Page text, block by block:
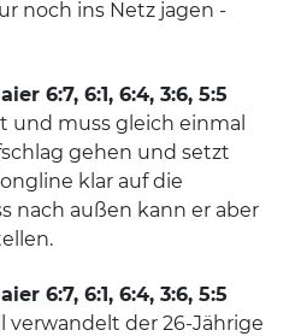
noch ins Netz jagen -
6:7, 6:1, 6:4, 3:6, 5:5
und muss gleich einmal
gehen und setzt
klar auf die
nach außen kann er aber
6:7, 6:1, 6:4, 3:6, 5:5
verwandelt der 26-Jährige